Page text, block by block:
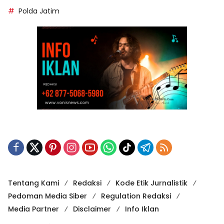
Polda Jatim
Tentang Kami Redaksi
Kode Etik Jurnalistik
Pedoman Media Siber
Regulation Redaksi
Media Partner
Disclaimer
Info Iklan